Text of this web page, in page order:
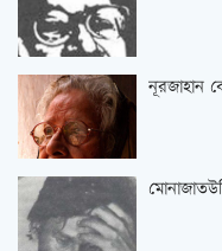
নূরজাহান